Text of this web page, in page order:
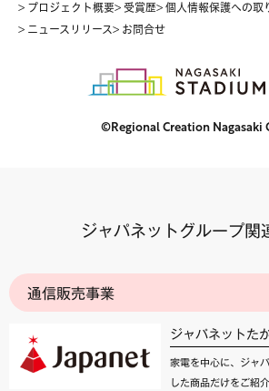
> プロジェクト概要> 受賞歴> 個人情報保護への取
> ニュースリリース> お問合せ
©Regional Creation Nagasaki
ジャパネットグループ関
通信販売事業
ジャパネットた
家電を中心に、ジャ
した商品だけをご紹介